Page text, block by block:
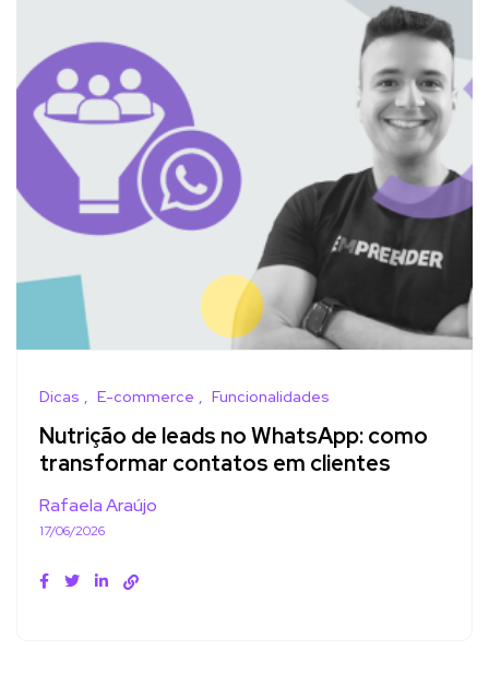
Dicas E-commerce Funcionalidades
Nutrição de leads no WhatsApp: como
transformar contatos em clientes
Rafaela Araújo
17/06/2026